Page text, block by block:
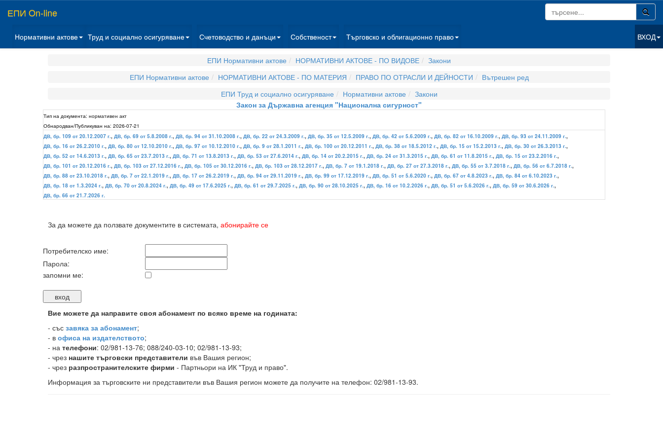
ЕПИ On-line
Нормативни актове Труд и социално осигуряване Счетоводство и данъци Собственост Търговско и облигационно право ВХОД
ЕПИ Нормативни актове НОРМАТИВНИ АКТОВЕ - ПО ВИДОВЕ
Закони
ЕПИ Нормативни актове
НОРМАТИВНИ АКТОВЕ - ПО МАТЕРИЯ ПРАВО ПО ОТРАСЛИ И ДЕЙНОСТИ
Вътрешен ред
ЕПИ Труд и социално осигуряване
Нормативни актове
Закони
Закон за Държавна агенция "Национална сигурност"
Тип на документа: нормативен акт
Обнародван/Публикуван на: 2026-07-21
ДВ, бр. 109 от 20.12.2007 г., ДВ, бр. 69 от 5.8.2008 г., ДВ, бр. 94 от 31.10.2008 г., ДВ, бр. 22 от 24.3.2009 г., ДВ, бр. 35 от 12.5.2009 г., ДВ, бр. 42 от 5.6.2009 г., ДВ, бр. 82 от 16.10.2009 г., ДВ, бр. 93 от 24.11.2009 г.,
ДВ, бр. 16 от 26.2.2010 г., ДВ, бр. 80 от 12.10.2010 г., ДВ, бр. 97 от 10.12.2010 г., ДВ, бр. 9 от 28.1.2011 г., ДВ, бр. 100 от 20.12.2011 г., ДВ, бр. 38 от 18.5.2012 г., ДВ, бр. 15 от 15.2.2013 г., ДВ, бр. 30 от 26.3.2013 г.,
ДВ, бр. 52 от 14.6.2013 г., ДВ, бр. 65 от 23.7.2013 г., ДВ, бр. 71 от 13.8.2013 г., ДВ, бр. 53 от 27.6.2014 г., ДВ, бр. 14 от 20.2.2015 г., ДВ, бр. 24 от 31.3.2015 г., ДВ, бр. 61 от 11.8.2015 г., ДВ, бр. 15 от 23.2.2016 г.,
ДВ, бр. 101 от 20.12.2016 г., ДВ, бр. 103 от 27.12.2016 г., ДВ, бр. 105 от 30.12.2016 г., ДВ, бр. 103 от 28.12.2017 г., ДВ, бр. 7 от 19.1.2018 г., ДВ, бр. 27 от 27.3.2018 г., ДВ, бр. 55 от 3.7.2018 г., ДВ, бр. 56 от 6.7.2018 г.,
ДВ, бр. 88 от 23.10.2018 г., ДВ, бр. 7 от 22.1.2019 г., ДВ, бр. 17 от 26.2.2019 г., ДВ, бр. 94 от 29.11.2019 г., ДВ, бр. 99 от 17.12.2019 г., ДВ, бр. 51 от 5.6.2020 г., ДВ, бр. 67 от 4.8.2023 г., ДВ, бр. 84 от 6.10.2023 г.,
ДВ, бр. 18 от 1.3.2024 г., ДВ, бр. 70 от 20.8.2024 г., ДВ, бр. 49 от 17.6.2025 г., ДВ, бр. 61 от 29.7.2025 г., ДВ, бр. 90 от 28.10.2025 г., ДВ, бр. 16 от 10.2.2026 г., ДВ, бр. 51 от 5.6.2026 г., ДВ, бр. 59 от 30.6.2026 г.,
ДВ, бр. 66 от 21.7.2026 г.
За да можете да ползвате документите в системата, абонирайте се
Потребителско име:
Парола:
запомни ме:
Вие можете да направите своя абонамент по всяко време на годината:
- със завяка за абонамент;
- в офиса на издателството;
- на телефони: 02/981-13-76; 088/240-03-10; 02/981-13-93;
- чрез нашите търговски представители във Вашия регион;
- чрез разпространителските фирми - Партньори на ИК "Труд и право".
Информация за търговските ни представители във Вашия регион можете да получите на телефон: 02/981-13-93.